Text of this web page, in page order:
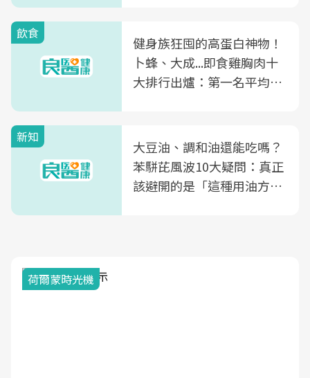
飲食
健身族狂囤的高蛋白神物！
卜蜂、大成...即食雞胸肉十
大排行出爐：第一名平均一
新知
大豆油、調和油還能吃嗎？
苯駢芘風波10大疑問：真正
該避開的是「這種用油方
荷爾蒙時光機